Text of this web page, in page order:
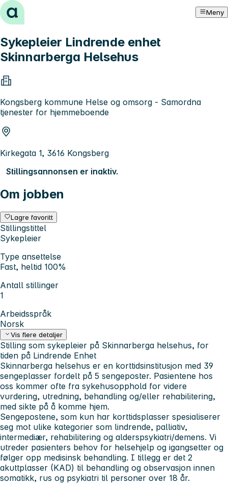
Hopp til innhold Meny
Sykepleier Lindrende enhet
Skinnarberga Helsehus
Kongsberg kommune Helse og omsorg - Samordna
tjenester for hjemmeboende
Kirkegata 1, 3616 Kongsberg
Stillingsannonsen er inaktiv.
Om jobben
Lagre favoritt
Stillingstittel
Sykepleier
Type ansettelse
Fast, heltid 100%
Antall stillinger
1
Arbeidsspråk
Norsk
Vis flere detaljer
Stilling som sykepleier på Skinnarberga helsehus, for
tiden på Lindrende Enhet
Skinnarberga helsehus er en korttidsinstitusjon med 39
sengeplasser fordelt på 5 sengeposter. Pasientene hos
oss kommer ofte fra sykehusopphold for videre
vurdering, utredning, behandling og/eller rehabilitering,
med sikte på å komme hjem.
Sengepostene, som kun har korttidsplasser spesialiserer
seg mot ulike kategorier som lindrende, palliativ,
intermediær, rehabilitering og alderspsykiatri/demens. Vi
utreder pasienters behov for helsehjelp og igangsetter og
følger opp medisinsk behandling. I tillegg er det 2
akuttplasser (KAD) til behandling og observasjon innen
somatikk, rus og psykiatri til personer over 18 år.